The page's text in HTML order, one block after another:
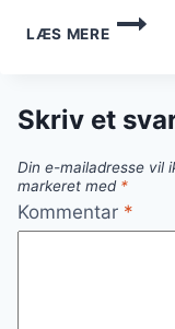
LÆS MERE
OSSO
BUCO
TIL
Skriv et
Din e-mailadresse vil
markeret med *
Kommentar *